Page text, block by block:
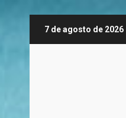
7 de agosto de 2026